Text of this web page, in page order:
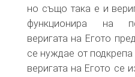
но също така е и
функционира на
веригата на Егото
се нуждае от
веригата на Егото се